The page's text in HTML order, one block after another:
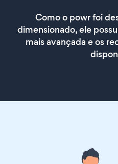
Como o powr foi
dimensionado, ele
mais avançada e os